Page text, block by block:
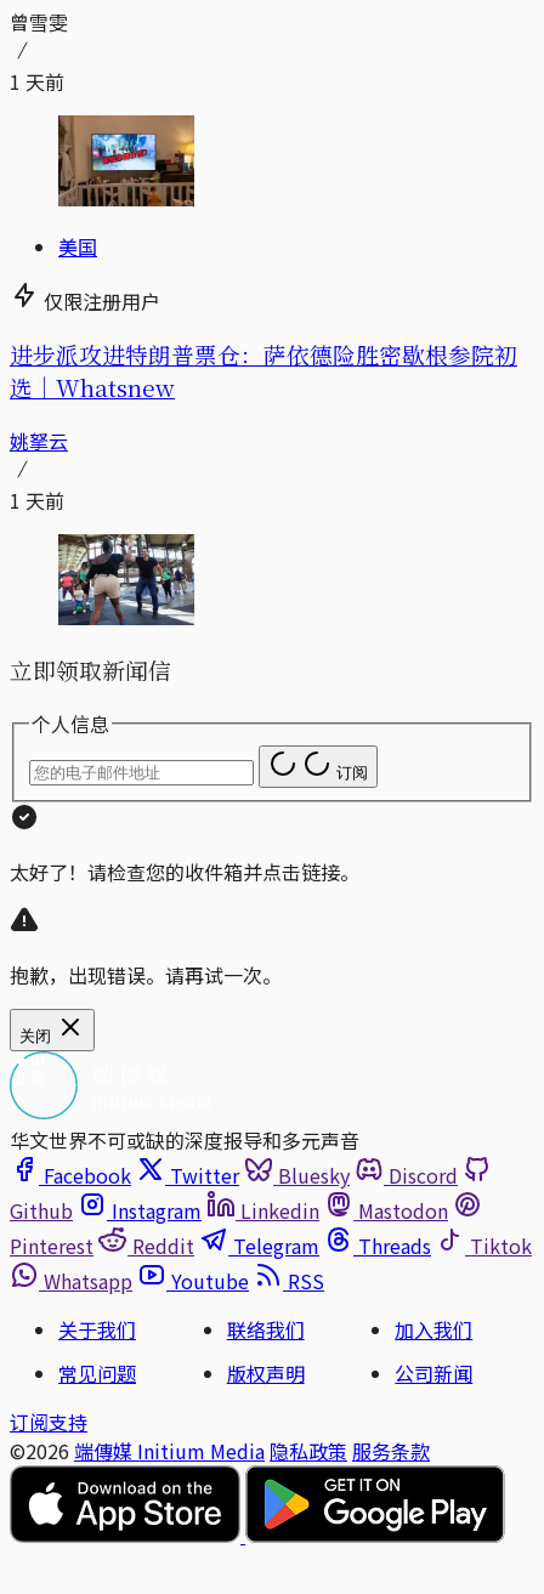
曾雪雯
1 天前
美国
仅限注册用户
进步派攻进特朗普票仓：萨依德险胜密歇根参院初
选｜Whatsnew
姚拏云
1 天前
立即领取新闻信
个人信息
订阅
太好了！请检查您的收件箱并点击链接。
抱歉，出现错误。请再试一次。
关闭
华文世界不可或缺的深度报导和多元声音
Facebook
Twitter Bluesky
Discord
Github
Instagram Linkedin
Mastodon
Pinterest
Reddit Telegram Threads
Tiktok
Whatsapp
Youtube
RSS
关于我们
联络我们
加入我们
常见问题
版权声明
公司新闻
订阅支持
©2026 端傳媒 Initium Media 隐私政策 服务条款